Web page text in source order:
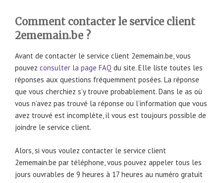
Comment contacter le service client
2ememain.be ?
Avant de contacter le service client 2ememain.be, vous
pouvez consulter la page FAQ du site. Elle liste toutes les
réponses aux questions fréquemment posées. La réponse
que vous cherchiez s’y trouve probablement. Dans le as où
vous n’avez pas trouvé la réponse ou l’information que vous
avez trouvé est incomplète, il vous est toujours possible de
joindre le service client.
Alors, si vous voulez contacter le service client
2ememain.be par téléphone, vous pouvez appeler tous les
jours ouvrables de 9 heures à 17 heures au numéro gratuit